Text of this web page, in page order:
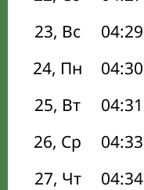
23, Вс
04:29
24, Пн
04:30
25, Вт
04:31
26, Ср
04:33
27, Чт
04:34